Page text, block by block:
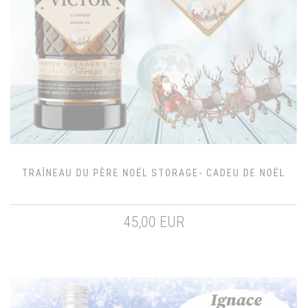
TRAÎNEAU DU PÈRE NOËL STORAGE- CADEU DE NOËL
45,00 EUR